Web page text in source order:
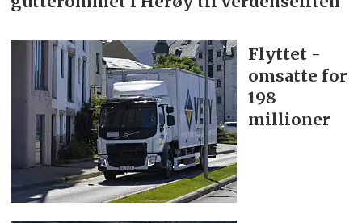
Flyttet -
omsatte for
198
millioner